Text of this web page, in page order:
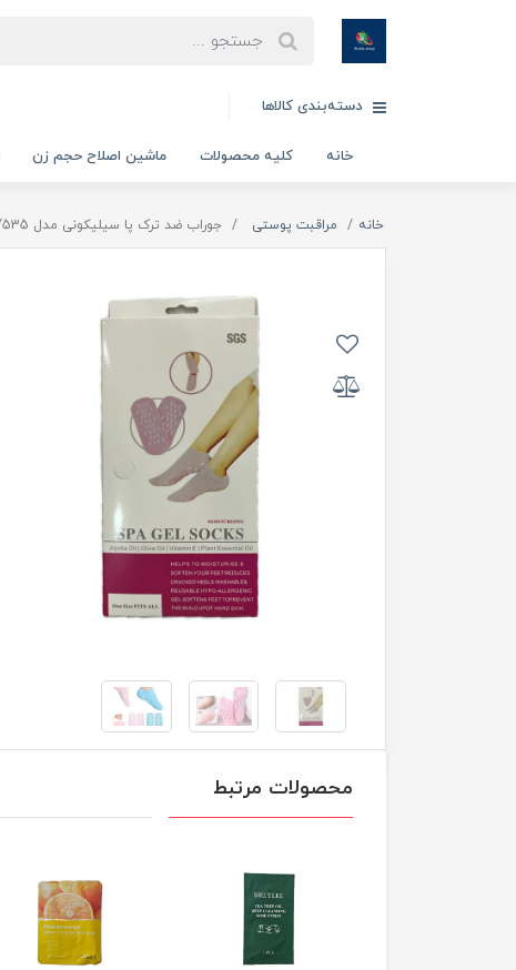
دسته‌بندی کالاها
خانه کلیه محصولات ماشین اصلاح حجم زن
خانه مراقبت پوستی جوراب ضد ترک پا سیلیکونی مدل TY535 (ارسال رنگ بصورت رندوم )
محصولات مرتبط